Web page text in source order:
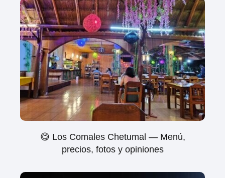
😋 Los Comales Chetumal — Menú,
precios, fotos y opiniones